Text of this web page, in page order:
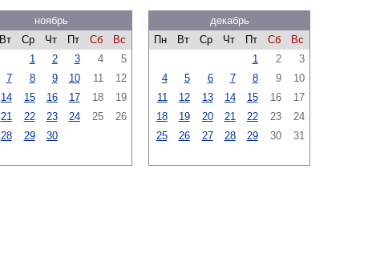
ноябрь
Вт Ср Чт Пт Сб
Вс
1
2 3 4
5
7 8 9 10 11
12
14 15 16 17 18
19
21 22 23 24 25
26
28 29 30
декабрь
Пн
Вт Ср Чт Пт Сб
Вс
1
2
3
4
5 6 7 8 9
10
11
12 13 14 15 16
17
18
19 20 21 22 23
24
25
26 27 28 29 30 31